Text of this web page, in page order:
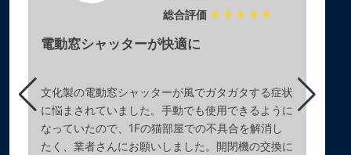
総合評価 ★★★★★
電動窓シャッターが快適に
文化製の電動窓シャッターが風でガタガタする症状
に悩まされていました。手動でも使用できるように
なっていたので、1Fの猫部屋での不具合を解消し
たく、業者さんにお願いしました。開閉機の交換に